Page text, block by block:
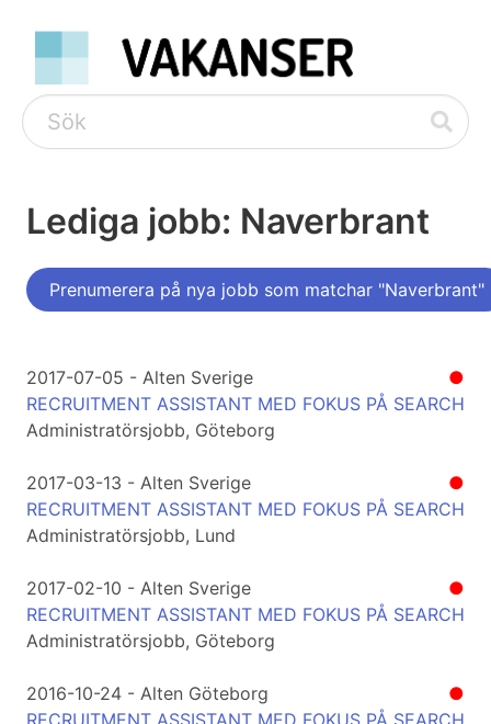
Lediga jobb: Naverbrant
Prenumerera på nya jobb som matchar "Naverbrant"
●
2017-07-05 - Alten Sverige
RECRUITMENT ASSISTANT MED FOKUS PÅ SEARCH
Administratörsjobb, Göteborg
●
2017-03-13 - Alten Sverige
RECRUITMENT ASSISTANT MED FOKUS PÅ SEARCH
Administratörsjobb, Lund
●
2017-02-10 - Alten Sverige
RECRUITMENT ASSISTANT MED FOKUS PÅ SEARCH
Administratörsjobb, Göteborg
●
2016-10-24 - Alten Göteborg